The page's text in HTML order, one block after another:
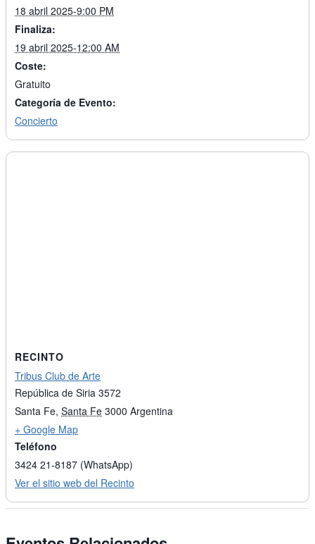
18 abril 2025-9:00 PM
Finaliza:
19 abril 2025-12:00 AM
Coste:
Gratuito
Categoría de Evento:
Concierto
RECINTO
Tribus Club de Arte
República de Siria 3572
Santa Fe, Santa Fe 3000 Argentina
+ Google Map
Teléfono
3424 21-8187 (WhatsApp)
Ver el sitio web del Recinto